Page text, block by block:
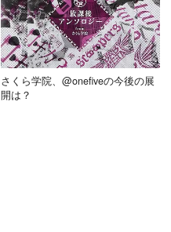
さくら学院、@onefiveの今後の展
開は？